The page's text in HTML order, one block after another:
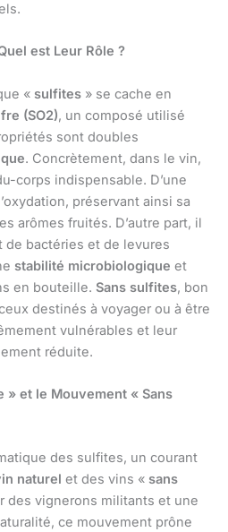
est Leur Rôle ?
« sulfites » se cache en
(SO2), un composé utilisé
sont doubles
. Concrètement, dans le vin,
corps indispensable. D’une
préservant ainsi sa
arômes fruités. D’autre part, il
bactéries et de levures
stabilité microbiologique et
en bouteille. Sans sulfites, bon
destinés à voyager ou à être
vulnérables et leur
réduite.
» et le Mouvement « Sans
des sulfites, un courant
naturel et des vins « sans
des vignerons militants et une
ce mouvement prône